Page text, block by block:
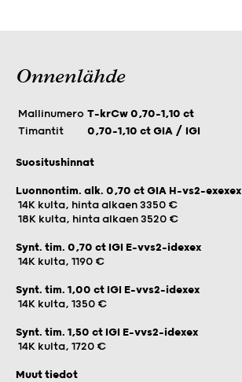
Onnenlähde
Mallinumero T-krCw 0,70-1,10 ct
Timantit
0,70-1,10 ct GIA / IGI
Suositushinnat
Luonnontim. alk. 0,70 ct GIA H-vs2-exexex
14K kulta, hinta alkaen 3350 €
18K kulta, hinta alkaen 3520 €
Synt. tim. 0,70 ct IGI E-vvs2-idexex
14K kulta, 1190 €
Synt. tim. 1,00 ct IGI E-vvs2-idexex
14K kulta, 1350 €
Synt. tim. 1,50 ct IGI E-vvs2-idexex
14K kulta, 1720 €
Muut tiedot